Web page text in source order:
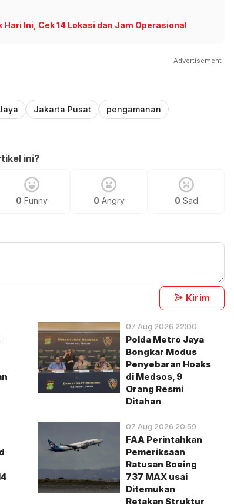
Ini, Cek 14 Lokasi dan Jam Operasional
Advertisement
Jakarta Pusat
pengamanan
ini?
0 Funny 0 Angry 0 Sad
Kirim
07 Aug 2026 22:00
Polda Metro Jaya
Bongkar Modus
Penyebaran Hoaks
di Medsos, 9
Orang Resmi
Ditahan
07 Aug 2026 20:59
FAA Perintahkan
Pemeriksaan
Ratusan Boeing
737 MAX usai
Ditemukan
Retakan Struktur